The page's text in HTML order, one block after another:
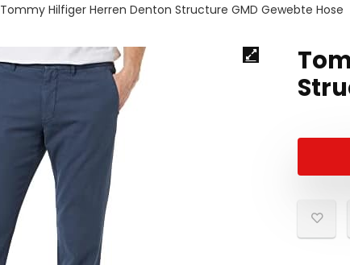
Tommy Hilfiger Herren Denton Structure GMD Gewebte Hose